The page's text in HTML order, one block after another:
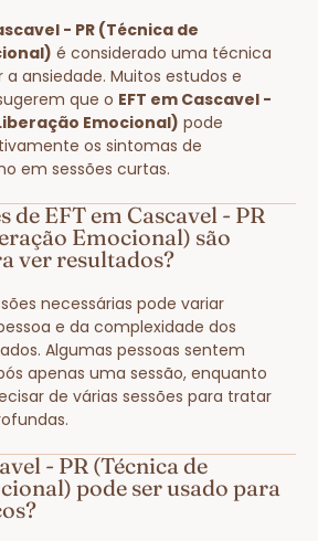
- PR (Técnica de
é considerado uma técnica
ansiedade. Muitos estudos e
que o EFT em Cascavel -
Emocional) pode
os sintomas de
em sessões curtas.
de EFT em Cascavel - PR
Emocional) são
ver resultados?
necessárias pode variar
e da complexidade dos
Algumas pessoas sentem
apenas uma sessão, enquanto
de várias sessões para tratar
- PR (Técnica de
pode ser usado para